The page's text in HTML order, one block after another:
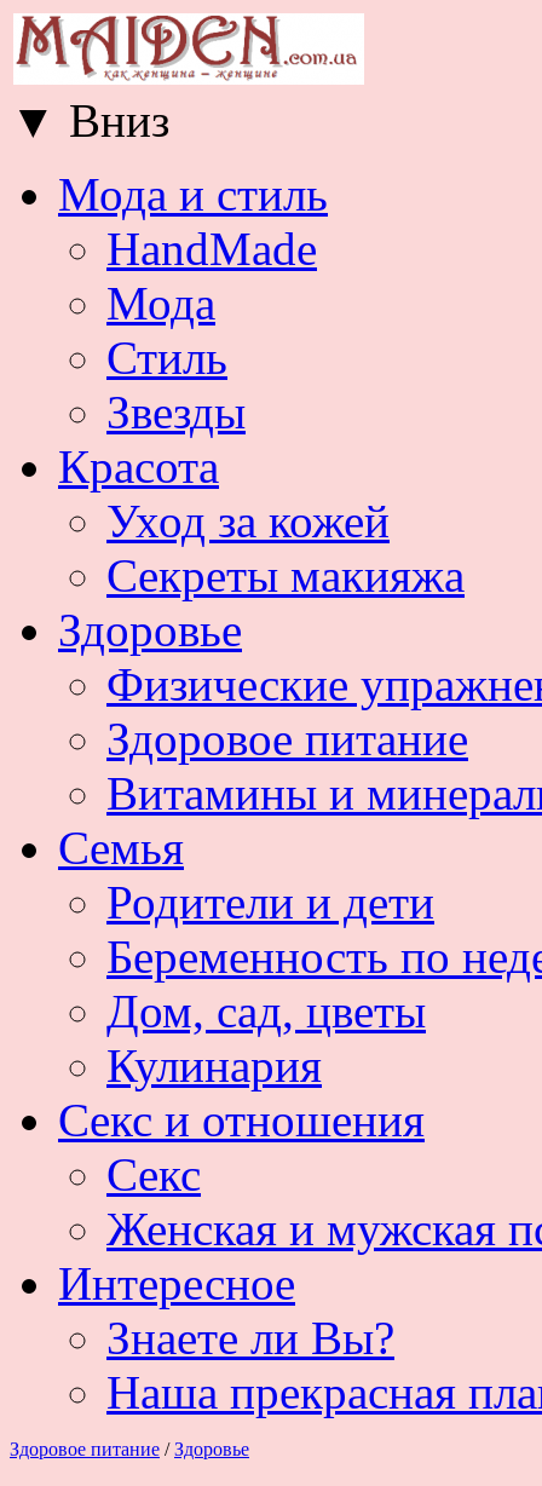
▼ Вниз
Мода и стиль
HandMade
Мода
Стиль
Звезды
Красота
Уход за кожей
Секреты макияжа
Здоровье
Физические
Здоровое питание
Витамины и
Семья
Родители и дети
Беременность по
Дом, сад, цветы
Кулинария
Секс и отношения
Секс
Женская и мужская
Интересное
Знаете ли Вы?
Наша прекрасная
Здоровое питание / Здоровье